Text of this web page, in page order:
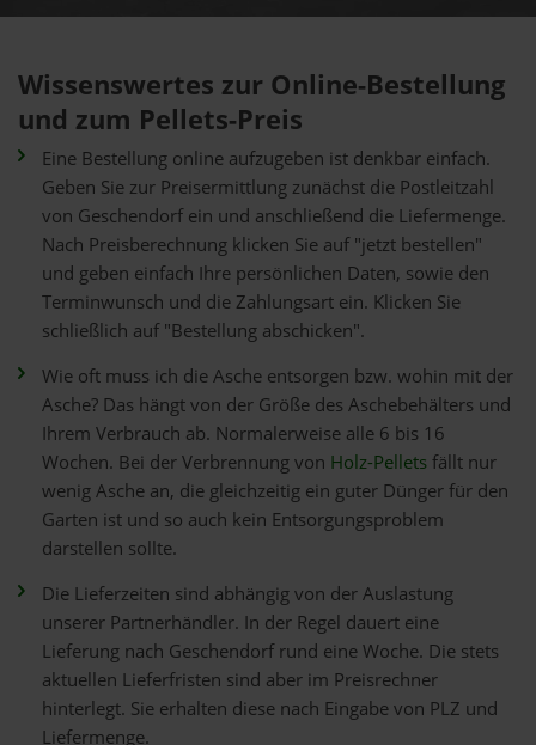
Wissenswertes zur Online-Bestellung
und zum Pellets-Preis
Eine Bestellung online aufzugeben ist denkbar einfach.
Geben Sie zur Preisermittlung zunächst die Postleitzahl
von Geschendorf ein und anschließend die Liefermenge.
Nach Preisberechnung klicken Sie auf "jetzt bestellen"
und geben einfach Ihre persönlichen Daten, sowie den
Terminwunsch und die Zahlungsart ein. Klicken Sie
schließlich auf "Bestellung abschicken".
Wie oft muss ich die Asche entsorgen bzw. wohin mit der
Asche? Das hängt von der Größe des Aschebehälters und
Ihrem Verbrauch ab. Normalerweise alle 6 bis 16
Wochen. Bei der Verbrennung von Holz-Pelletsfällt nur
wenig Asche an, die gleichzeitig ein guter Dünger für den
Garten ist und so auch kein Entsorgungsproblem
darstellen sollte.
Die Lieferzeiten sind abhängig von der Auslastung
unserer Partnerhändler. In der Regel dauert eine
Lieferung nach Geschendorf rund eine Woche. Die stets
aktuellen Lieferfristen sind aber im Preisrechner
hinterlegt. Sie erhalten diese nach Eingabe von PLZ und
Liefermenge.